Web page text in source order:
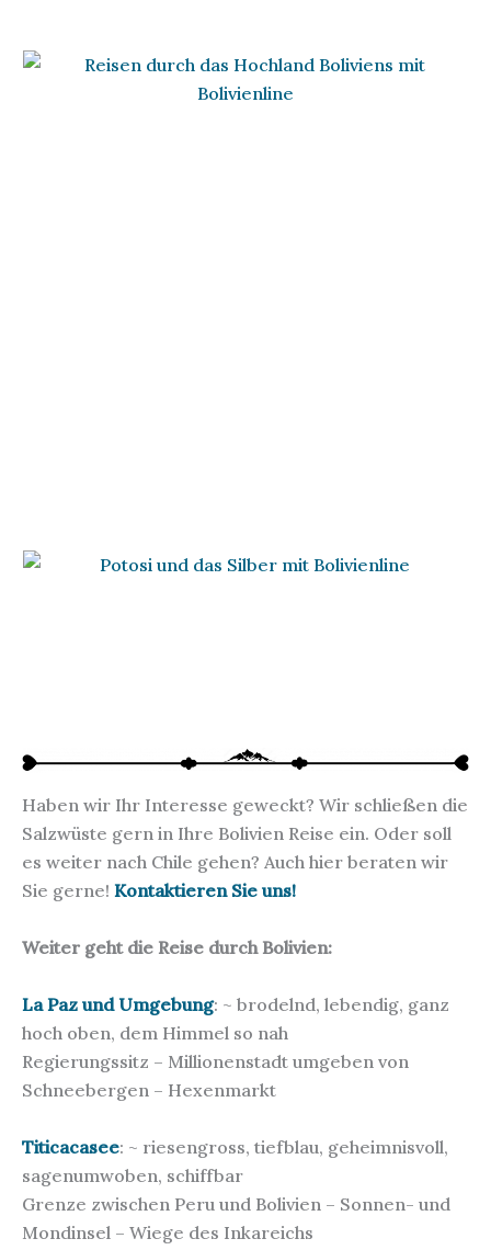
Haben wir Ihr Interesse geweckt? Wir schließen die
Salzwüste gern in Ihre Bolivien Reise ein. Oder soll
es weiter nach Chile gehen? Auch hier beraten wir
Sie gerne! Kontaktieren Sie uns!
Weiter geht die Reise durch Bolivien:
La Paz und Umgebung: ~ brodelnd, lebendig, ganz
hoch oben, dem Himmel so nah
Regierungssitz – Millionenstadt umgeben von
Schneebergen – Hexenmarkt
Titicacasee: ~ riesengross, tiefblau, geheimnisvoll,
sagenumwoben, schiffbar
Grenze zwischen Peru und Bolivien – Sonnen- und
Mondinsel – Wiege des Inkareichs